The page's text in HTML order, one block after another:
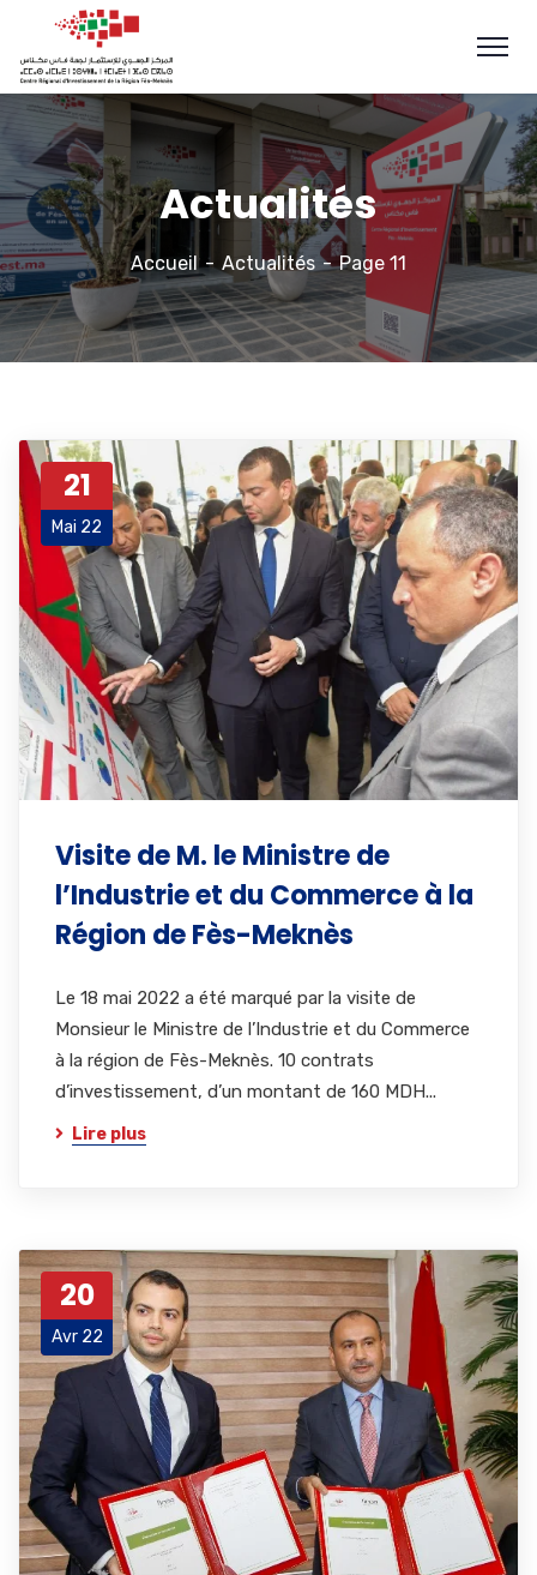
Actualités
Accueil Actualités Page 11
21
Mai 22
Visite de M. le Ministre de
l’Industrie et du Commerce à la
Région de Fès-Meknès
Le 18 mai 2022 a été marqué par la visite de
Monsieur le Ministre de l’Industrie et du Commerce
à la région de Fès-Meknès. 10 contrats
d’investissement, d’un montant de 160 MDH...
Lire plus
20
Avr 22